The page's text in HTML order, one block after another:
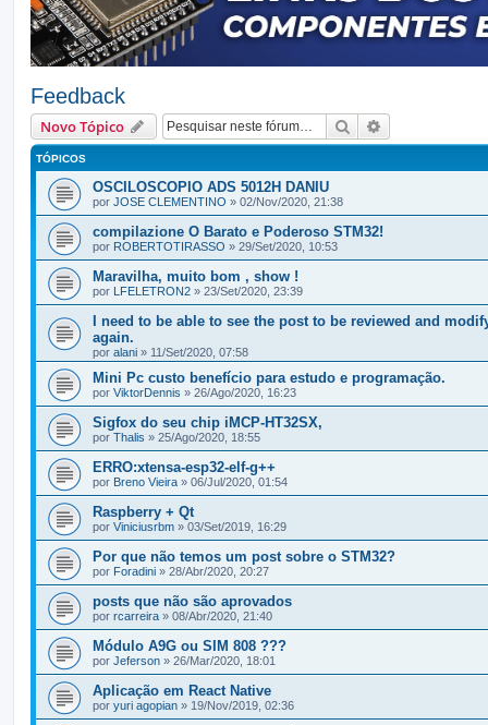
Feedback
Novo Tópico Pesquisar
TÓPICOS
OSCILOSCOPIO ADS 5012H DANIU
por JOSE CLEMENTINO » 02/Nov/2020, 21:38
compilazione O Barato e Poderoso STM32!
por ROBERTOTIRASSO » 29/Set/2020, 10:53
Maravilha, muito bom , show !
por LFELETRON2 » 23/Set/2020, 23:39
I need to be able to see the post to be reviewed and
again.
por alani » 11/Set/2020, 07:58
Mini Pc custo benefício para estudo e programação.
por ViktorDennis » 26/Ago/2020, 16:23
Sigfox do seu chip iMCP-HT32SX,
por Thalis » 25/Ago/2020, 18:55
ERRO:xtensa-esp32-elf-g++
por Breno Vieira » 06/Jul/2020, 01:54
Raspberry + Qt
por Viniciusrbm » 03/Set/2019, 16:29
Por que não temos um post sobre o STM32?
por Foradini » 28/Abr/2020, 20:27
posts que não são aprovados
por rcarreira » 08/Abr/2020, 21:40
Módulo A9G ou SIM 808 ???
por Jeferson » 26/Mar/2020, 18:01
Aplicação em React Native
por yuri agopian » 19/Nov/2019, 02:36